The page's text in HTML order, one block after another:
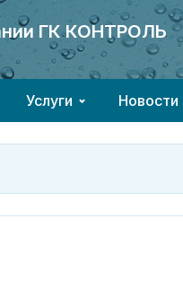
ГК КОНТРОЛЬ
ГК КОНТРОЛЬ
Услуги Новости